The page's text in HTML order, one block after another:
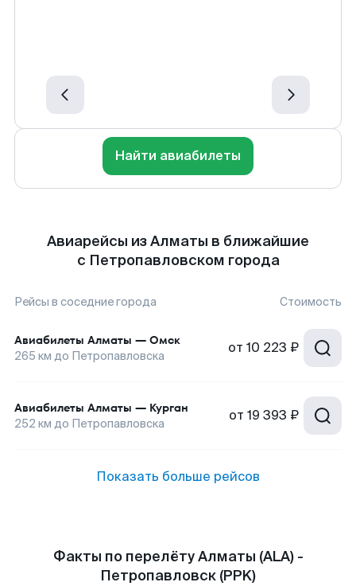
Найти авиабилеты
Авиарейсы из Алматы в ближайшие
с Петропавловском города
Рейсы в соседние города Стоимость
Авиабилеты Алматы — Омск
265 км до Петропавловска от 10 223 ₽
Авиабилеты Алматы — Курган
252 км до Петропавловска от 19 393 ₽
Показать больше рейсов
Факты по перелёту Алматы (ALA) -
Петропавловск (PPK)